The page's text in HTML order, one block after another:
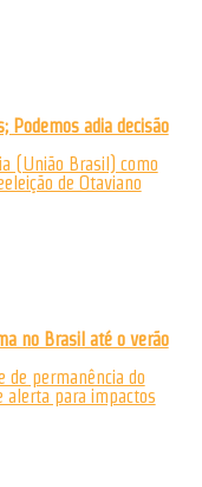
Podemos adia decisão
(União Brasil) como
de Otaviano
no Brasil até o verão
de permanência do
alerta para impactos